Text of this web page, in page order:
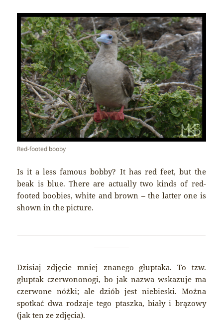
Red-footed booby
Is it a less famous bobby? It has red feet, but the
beak is blue. There are actually two kinds of red-
footed boobies, white and brown – the latter one is
shown in the picture.
Dzisiaj zdjęcie mniej znanego głuptaka. To tzw.
głuptak czerwononogi, bo jak nazwa wskazuje ma
czerwone nóżki; ale dziób jest niebieski. Można
spotkać dwa rodzaje tego ptaszka, biały i brązowy
(jak ten ze zdjęcia).